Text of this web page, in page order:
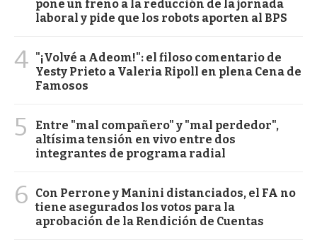
pone un freno a la reducción de la jornada
laboral y pide que los robots aporten al BPS
4 "¡Volvé a Adeom!": el filoso comentario de
Yesty Prieto a Valeria Ripoll en plena Cena de
Famosos
5
Entre "mal compañero" y "mal perdedor",
altísima tensión en vivo entre dos
integrantes de programa radial
6
Con Perrone y Manini distanciados, el FA no
tiene asegurados los votos para la
aprobación de la Rendición de Cuentas